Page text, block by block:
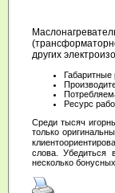
других
Ресурс
Среди тысяч
только
слова. Убедиться
несколько